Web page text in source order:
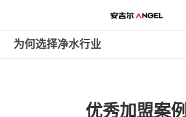
家
产品畅销全球65个国家
为何选择净水行业
优秀加盟案例